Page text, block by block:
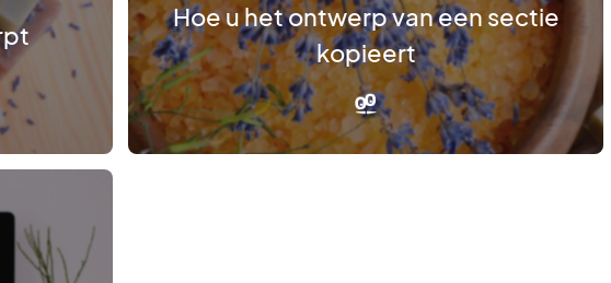
Hoe u het ontwerp van een sectie
kopieert